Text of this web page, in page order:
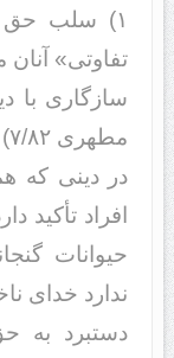
۱) سلب حق
تفاوتی»
سازگاری با
مطهری ۷/۸۲)
در دینی که
افراد
ندارد خدای
دستبرد به